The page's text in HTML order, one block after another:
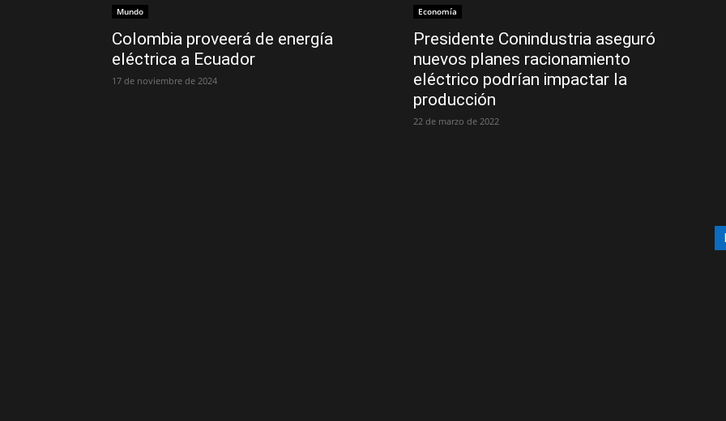
Mundo
Colombia proveerá de energía
eléctrica a Ecuador
17 de noviembre de 2024
Economía
Presidente Conindustria aseguró
nuevos planes racionamiento
eléctrico podrían impactar la
producción
22 de marzo de 2022